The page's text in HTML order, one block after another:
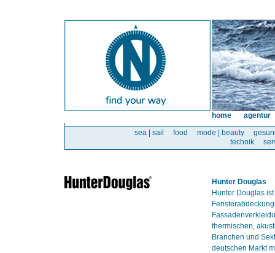
sea | sail food mode | beauty
technik
home agentur
Hunter Douglas
Hunter Douglas
thermischen,
Branchen und
deutschen Markt